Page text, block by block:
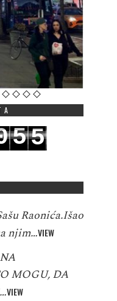
55
Raonića.Išao
njim…VIEW
MOGU, DA
VIEW